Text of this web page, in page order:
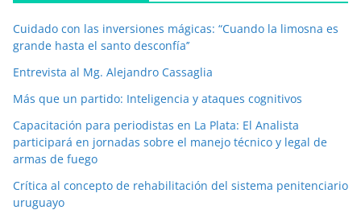
c
t
n
c
Cuidado con las inversiones mágicas: “Cuando la limosna es
grande hasta el santo desconfía’’
Entrevista al Mg. Alejandro Cassaglia
Más que un partido: Inteligencia y ataques cognitivos
Capacitación para periodistas en La Plata: El Analista
participará en jornadas sobre el manejo técnico y legal de
armas de fuego
Crítica al concepto de rehabilitación del sistema penitenciario
uruguayo